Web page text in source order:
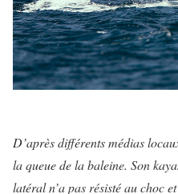
D’après différents médias
la queue de la baleine. Son
latéral n’a pas résisté au choc